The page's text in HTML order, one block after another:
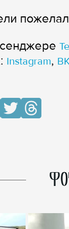
Instagram,